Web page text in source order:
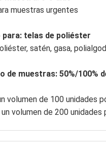
muestras urgentes
para: telas de poliéster
satén, gasa,
de muestras: 50%/100%
volumen de 100 unidades
un volumen de 200 unidades